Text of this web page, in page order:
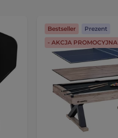
Bestseller
Prezent
- AKCJA PROMOCYJNA